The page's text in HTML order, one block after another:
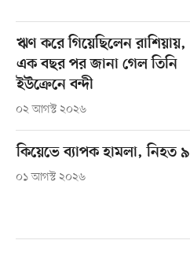
ঋণ করে গিয়েছিলেন রাশিয়ায়,
এক বছর পর জানা গেল তিনি
ইউক্রেনে বন্দী
০২ আগস্ট ২০২৬
কিয়েভে ব্যাপক হামলা, নিহত ৯
০১ আগস্ট ২০২৬